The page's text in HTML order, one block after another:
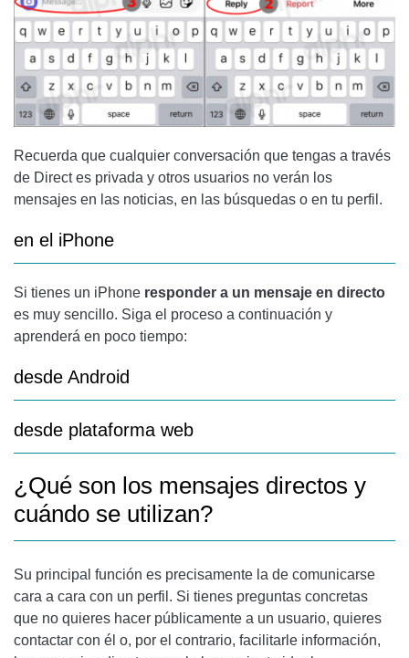
Recuerda que cualquier conversación que tengas a través
de Direct es privada y otros usuarios no verán los
mensajes en las noticias, en las búsquedas o en tu perfil.
en el iPhone
Si tienes un iPhone responder a un mensaje en directo
es muy sencillo. Siga el proceso a continuación y
aprenderá en poco tiempo:
desde Android
desde plataforma web
¿Qué son los mensajes directos y
cuándo se utilizan?
Su principal función es precisamente la de comunicarse
cara a cara con un perfil. Si tienes preguntas concretas
que no quieres hacer públicamente a un usuario, quieres
contactar con él o, por el contrario, facilitarle información,